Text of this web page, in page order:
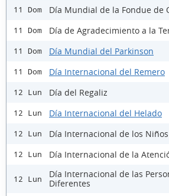
11 Dom Día Mundial de la Fondue de
11 Dom Día de Agradecimiento a la
11 Dom Día Mundial del Parkinson
11 Dom Día Internacional del Remero
12 Lun Día del Regaliz
12 Lun Día Internacional del Helado
12 Lun Día Internacional de los
12 Lun Día Internacional de la
12 Lun
Día Internacional de las
Diferentes